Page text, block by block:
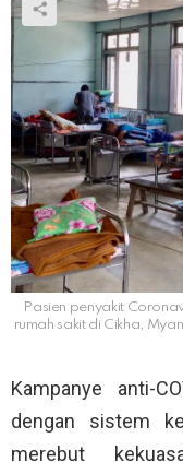
Pasien penyakit
rumah sakit di Cikha,
Kampanye anti-
dengan sistem
merebut